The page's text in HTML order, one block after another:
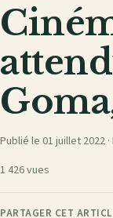
Publié le 01 juillet 2022 ·
1 426 vues
PARTAGER CET